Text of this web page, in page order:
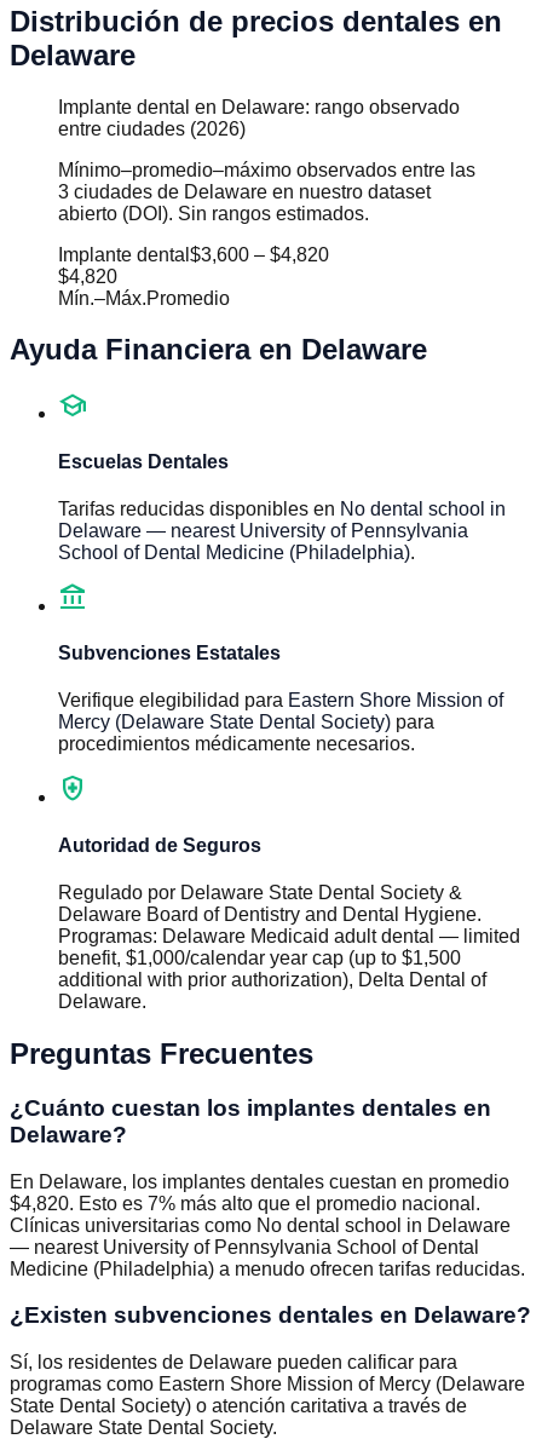
Distribución de precios dentales en
Delaware
Implante dental en Delaware: rango observado
entre ciudades (2026)
Mínimo–promedio–máximo observados entre las
3 ciudades de Delaware en nuestro dataset
abierto (DOI). Sin rangos estimados.
Implante dental $3,600 – $4,820
$4,820
Mín.–Máx.Promedio
Ayuda Financiera en Delaware
school
Escuelas Dentales
Tarifas reducidas disponibles en No dental school in
Delaware — nearest University of Pennsylvania
School of Dental Medicine (Philadelphia).
account_balance
Subvenciones Estatales
Verifique elegibilidad para Eastern Shore Mission of
Mercy (Delaware State Dental Society) para
procedimientos médicamente necesarios.
health_and_safety
Autoridad de Seguros
Regulado por Delaware State Dental Society &
Delaware Board of Dentistry and Dental Hygiene.
Programas: Delaware Medicaid adult dental — limited
benefit, $1,000/calendar year cap (up to $1,500
additional with prior authorization), Delta Dental of
Delaware.
Preguntas Frecuentes
¿Cuánto cuestan los implantes dentales en
Delaware?
En Delaware, los implantes dentales cuestan en promedio
$4,820. Esto es 7% más alto que el promedio nacional.
Clínicas universitarias como No dental school in Delaware
— nearest University of Pennsylvania School of Dental
Medicine (Philadelphia) a menudo ofrecen tarifas reducidas.
¿Existen subvenciones dentales en Delaware?
Sí, los residentes de Delaware pueden calificar para
programas como Eastern Shore Mission of Mercy (Delaware
State Dental Society) o atención caritativa a través de
Delaware State Dental Society.